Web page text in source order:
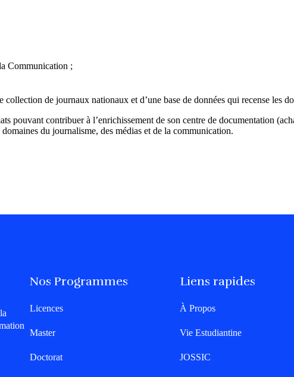
Communication ;
de journaux nationaux et d’une base de données qui recense les
pouvant contribuer à l’enrichissement de son centre de documentation
du journalisme, des médias et de la communication.
Nos Programmes
Licences
Master
Doctorat
Liens rapides
À Propos
Vie Estudiantine
JOSSIC